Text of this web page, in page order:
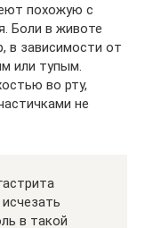
похожую с
Боли в животе
в зависимости от
или тупым.
во рту,
не
в такой